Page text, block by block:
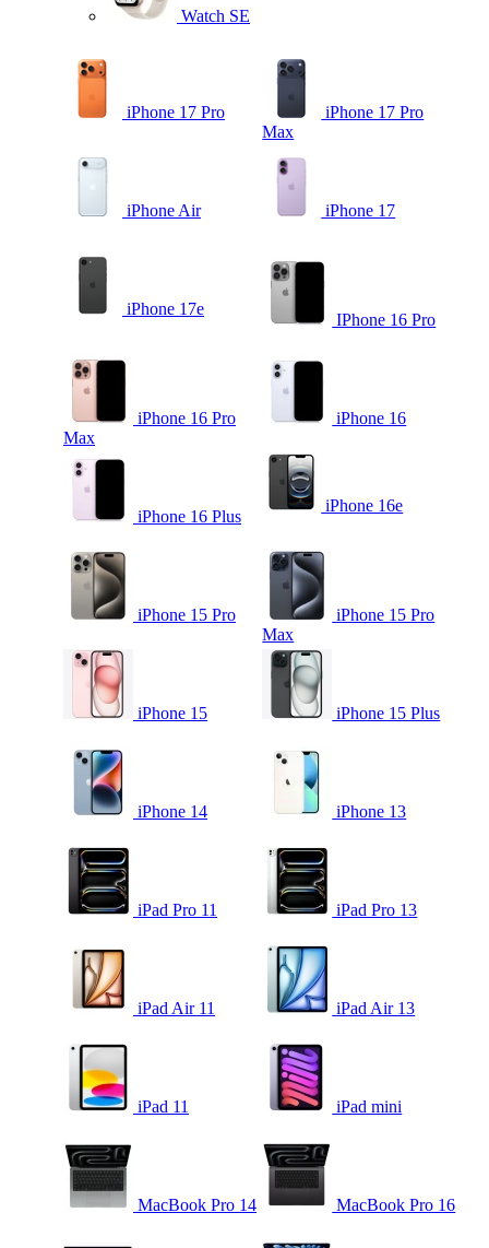
Watch SE
iPhone 17 Pro
iPhone 17 Pro
Max
iPhone Air iPhone 17
iPhone 17e
IPhone 16 Pro
iPhone 16 Pro
Max
iPhone 16
iPhone 16 Plus
iPhone 16e
iPhone 15 Pro
iPhone 15 Pro
Max
iPhone 15 iPhone 15 Plus
iPhone 14 iPhone 13
iPad Pro 11 iPad Pro 13
iPad Air 11 iPad Air 13
iPad 11 iPad mini
MacBook Pro 14 MacBook Pro 16